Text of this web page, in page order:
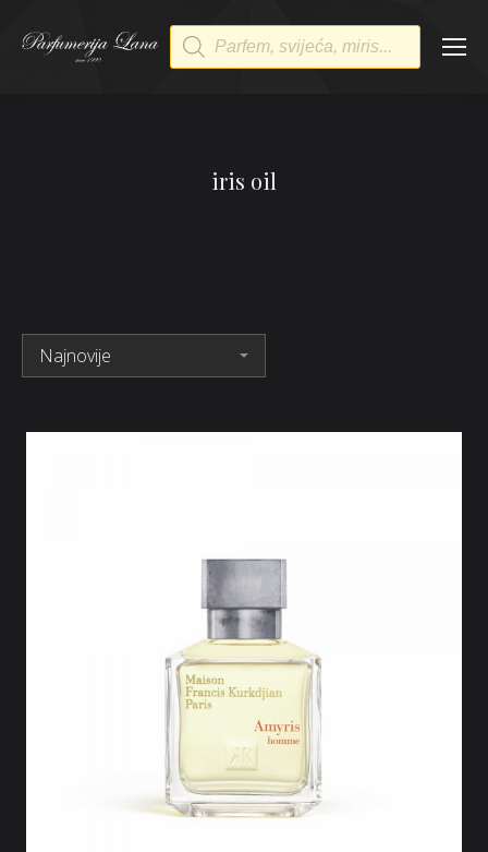
Products
search
iris oil